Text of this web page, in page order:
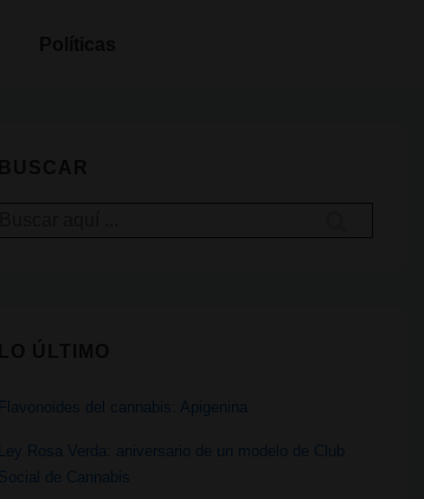
Flavonoides del cannabis: Apigenina
Ley Rosa Verda: aniversario de un modelo de Club
Social de Cannabis